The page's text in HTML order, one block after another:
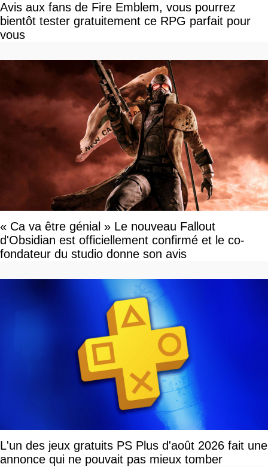
Avis aux fans de Fire Emblem, vous pourrez
bientôt tester gratuitement ce RPG parfait pour
vous
« Ca va être génial » Le nouveau Fallout
d'Obsidian est officiellement confirmé et le co-
fondateur du studio donne son avis
L'un des jeux gratuits PS Plus d'août 2026 fait une
annonce qui ne pouvait pas mieux tomber